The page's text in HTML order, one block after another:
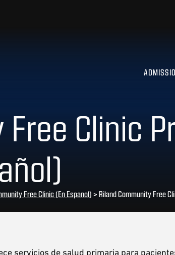
Clinic
Free Clinic (En Espanol) > Riland Community Free
servicios de salud primaria para